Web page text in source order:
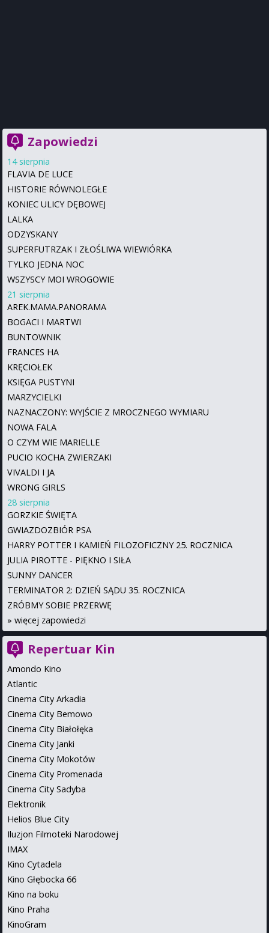
Zapowiedzi
14 sierpnia
FLAVIA DE LUCE
HISTORIE RÓWNOLEGŁE
KONIEC ULICY DĘBOWEJ
LALKA
ODZYSKANY
SUPERFUTRZAK I ZŁOŚLIWA WIEWIÓRKA
TYLKO JEDNA NOC
WSZYSCY MOI WROGOWIE
21 sierpnia
AREK.MAMA.PANORAMA
BOGACI I MARTWI
BUNTOWNIK
FRANCES HA
KRĘCIOŁEK
KSIĘGA PUSTYNI
MARZYCIELKI
NAZNACZONY: WYJŚCIE Z MROCZNEGO WYMIARU
NOWA FALA
O CZYM WIE MARIELLE
PUCIO KOCHA ZWIERZAKI
VIVALDI I JA
WRONG GIRLS
28 sierpnia
GORZKIE ŚWIĘTA
GWIAZDOZBIÓR PSA
HARRY POTTER I KAMIEŃ FILOZOFICZNY 25. ROCZNICA
JULIA PIROTTE - PIĘKNO I SIŁA
SUNNY DANCER
TERMINATOR 2: DZIEŃ SĄDU 35. ROCZNICA
ZRÓBMY SOBIE PRZERWĘ
» więcej zapowiedzi
Repertuar Kin
Amondo Kino
Atlantic
Cinema City Arkadia
Cinema City Bemowo
Cinema City Białołęka
Cinema City Janki
Cinema City Mokotów
Cinema City Promenada
Cinema City Sadyba
Elektronik
Helios Blue City
Iluzjon Filmoteki Narodowej
IMAX
Kino Cytadela
Kino Głębocka 66
Kino na boku
Kino Praha
KinoGram